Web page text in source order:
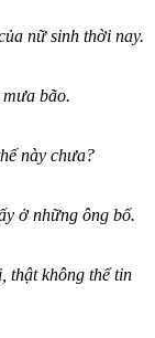
nữ sinh thời nay.
bão.
này chưa?
ở những ông bố.
thật không thể tin